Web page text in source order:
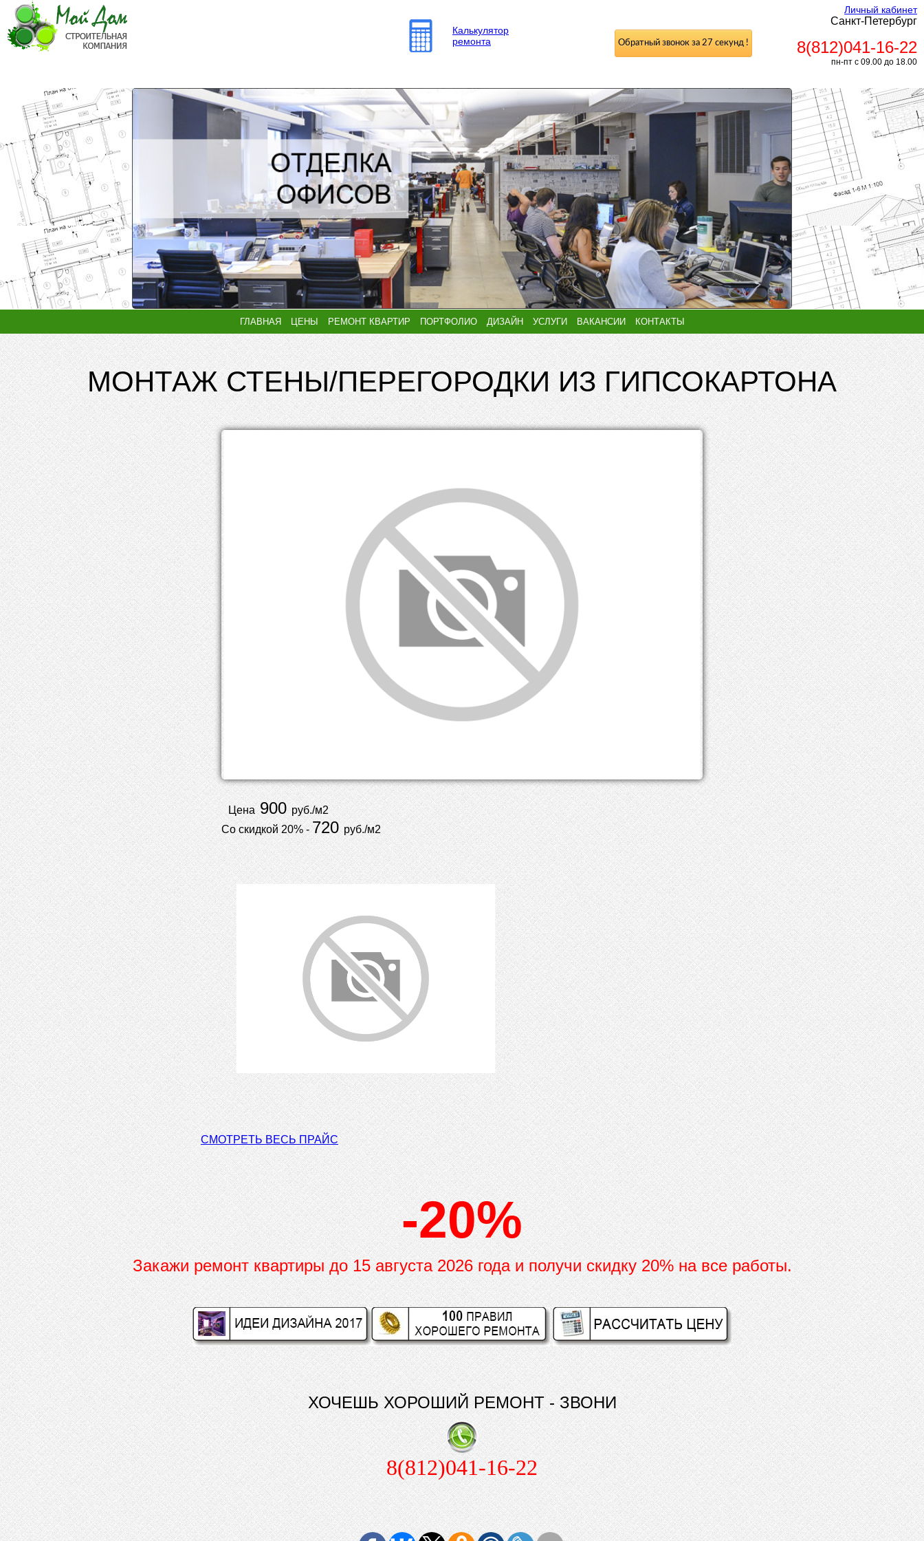
Калькулятор
ремонта
Личный кабинет
Санкт-Петербург
8(812)041-16-22
пн-пт с 09.00 до 18.00
Обратный звонок за 27 секунд !
ГЛАВНАЯ ЦЕНЫ РЕМОНТ КВАРТИР ПОРТФОЛИО ДИЗАЙН УСЛУГИ ВАКАНСИИ КОНТАКТЫ
МОНТАЖ СТЕНЫ/ПЕРЕГОРОДКИ ИЗ ГИПСОКАРТОНА
Цена900руб./м2
Со скидкой 20% -720руб./м2
СМОТРЕТЬ ВЕСЬ ПРАЙС
-20%
Закажи ремонт квартиры до15 августа 2026 года и получи скидку 20% на все работы.
ХОЧЕШЬ ХОРОШИЙ РЕМОНТ - ЗВОНИ
8(812)041-16-22